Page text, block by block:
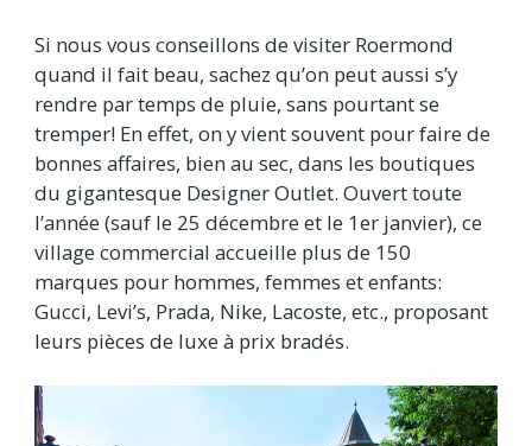
Si nous vous conseillons de visiter Roermond
quand il fait beau, sachez qu’on peut aussi s’y
rendre par temps de pluie, sans pourtant se
tremper! En effet, on y vient souvent pour faire de
bonnes affaires, bien au sec, dans les boutiques
du gigantesque Designer Outlet. Ouvert toute
l’année (sauf le 25 décembre et le 1er janvier), ce
village commercial accueille plus de 150
marques pour hommes, femmes et enfants:
Gucci, Levi’s, Prada, Nike, Lacoste, etc., proposant
leurs pièces de luxe à prix bradés.